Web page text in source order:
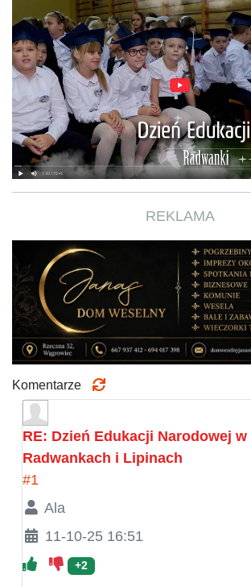
REKLAMA
Komentarze
RE: Dzień Edukacji Narodowej w
Radwankach i Lipinach
#1
Ala
11-10-25 16:51
+2